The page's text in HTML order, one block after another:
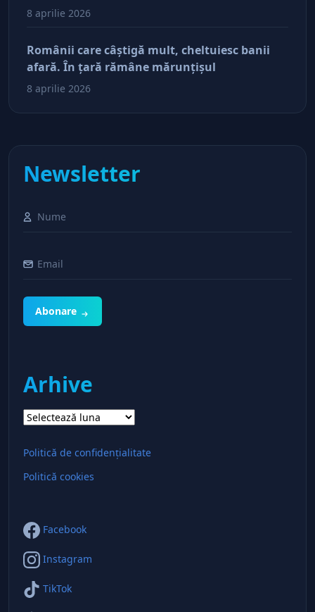
doar pe perfuzii şi încă nu face diferenţa între
8 aprilie 2026
Românii care câştigă mult, cheltuiesc banii
afară. În ţară rămâne mărunţişul
8 aprilie 2026
Newsletter
Abonare
Arhive
Arhive
Politică de confidențialitate
Politică cookies
Facebook
Instagram
TikTok